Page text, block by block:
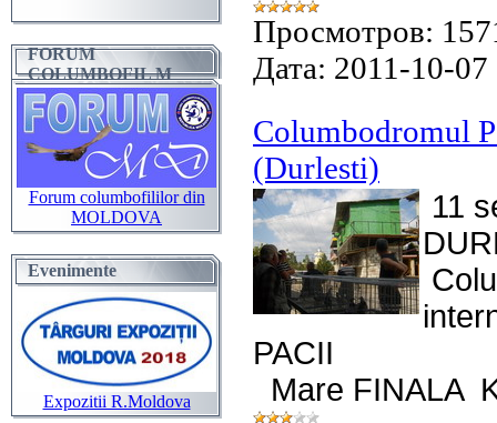
FORUM
COLUMBOFIL M
Forum columbofililor din
MOLDOVA
Evenimente
Expozitii R.Moldova
Просмотров:
Дата: 2011-10-07
Columbodromul
(Durlesti)
11
PACII
Mare FINALA